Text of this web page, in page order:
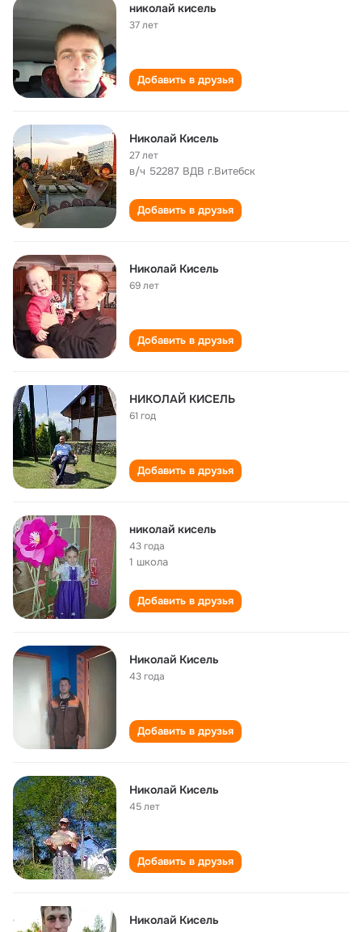
николай кисель
37 лет
Добавить в друзья
Николай Кисель
27 лет
в/ч 52287 ВДВ г.Витебск
Добавить в друзья
Николай Кисель
69 лет
Добавить в друзья
НИКОЛАЙ КИСЕЛЬ
61 год
Добавить в друзья
николай кисель
43 года
1 школа
Добавить в друзья
Николай Кисель
43 года
Добавить в друзья
Николай Кисель
45 лет
Добавить в друзья
Николай Кисель